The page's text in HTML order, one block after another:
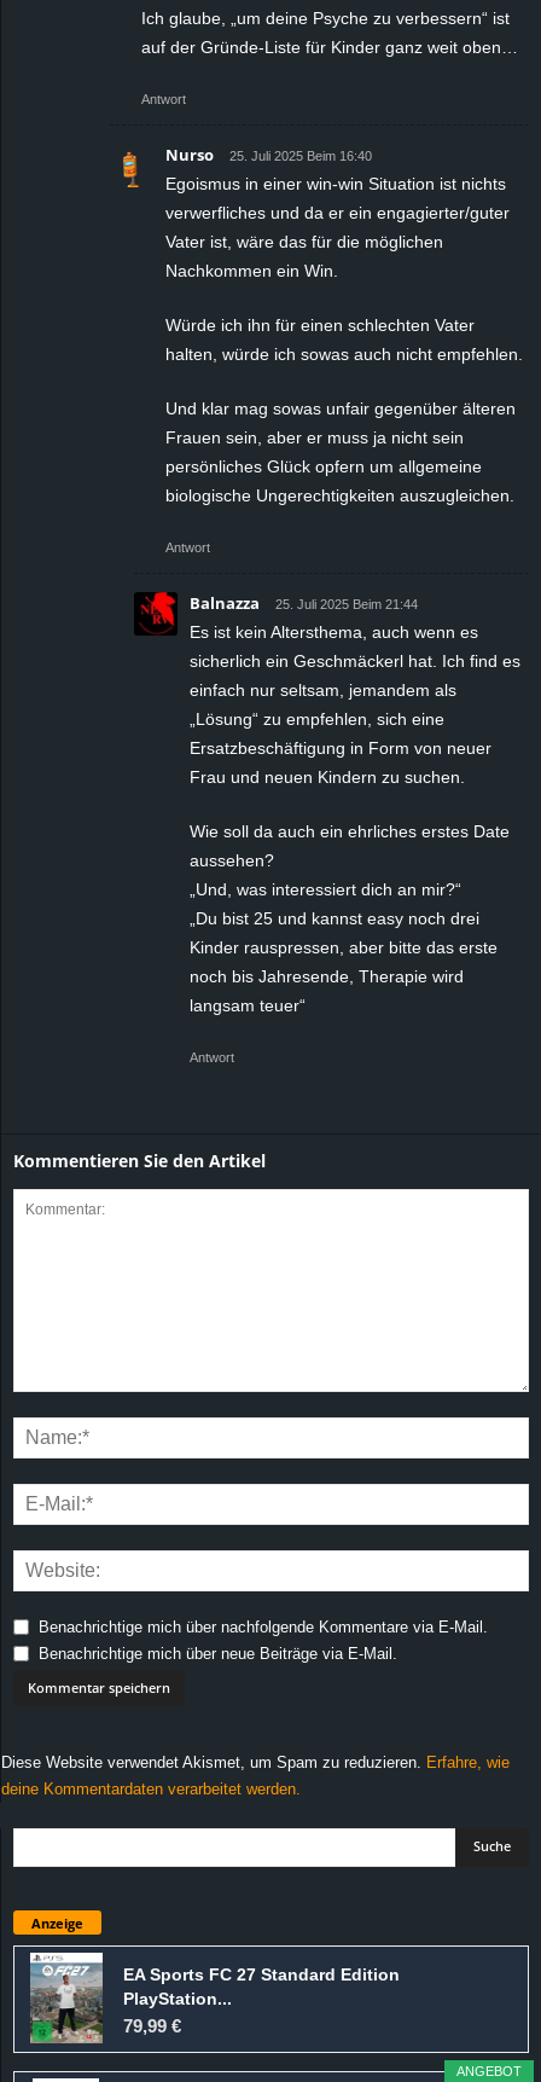
Ich glaube, „um deine Psyche zu verbessern“ ist
auf der Gründe-Liste für Kinder ganz weit oben…
Antwort
Nurso 25. Juli 2025 Beim 16:40
Egoismus in einer win-win Situation ist nichts
verwerfliches und da er ein engagierter/guter
Vater ist, wäre das für die möglichen
Nachkommen ein Win.
Würde ich ihn für einen schlechten Vater
halten, würde ich sowas auch nicht empfehlen.
Und klar mag sowas unfair gegenüber älteren
Frauen sein, aber er muss ja nicht sein
persönliches Glück opfern um allgemeine
biologische Ungerechtigkeiten auszugleichen.
Antwort
Balnazza 25. Juli 2025 Beim 21:44
Es ist kein Altersthema, auch wenn es
sicherlich ein Geschmäckerl hat. Ich find es
einfach nur seltsam, jemandem als
„Lösung“ zu empfehlen, sich eine
Ersatzbeschäftigung in Form von neuer
Frau und neuen Kindern zu suchen.
Wie soll da auch ein ehrliches erstes Date
aussehen?
„Und, was interessiert dich an mir?“
„Du bist 25 und kannst easy noch drei
Kinder rauspressen, aber bitte das erste
noch bis Jahresende, Therapie wird
langsam teuer“
Antwort
Kommentieren Sie den Artikel
Benachrichtige mich über nachfolgende Kommentare via E-Mail.
Benachrichtige mich über neue Beiträge via E-Mail.
Diese Website verwendet Akismet, um Spam zu reduzieren.
Erfahre, wie
deine Kommentardaten verarbeitet werden.
Anzeige
EA Sports FC 27 Standard Edition
PlayStation...
79,99 €
ANGEBOT